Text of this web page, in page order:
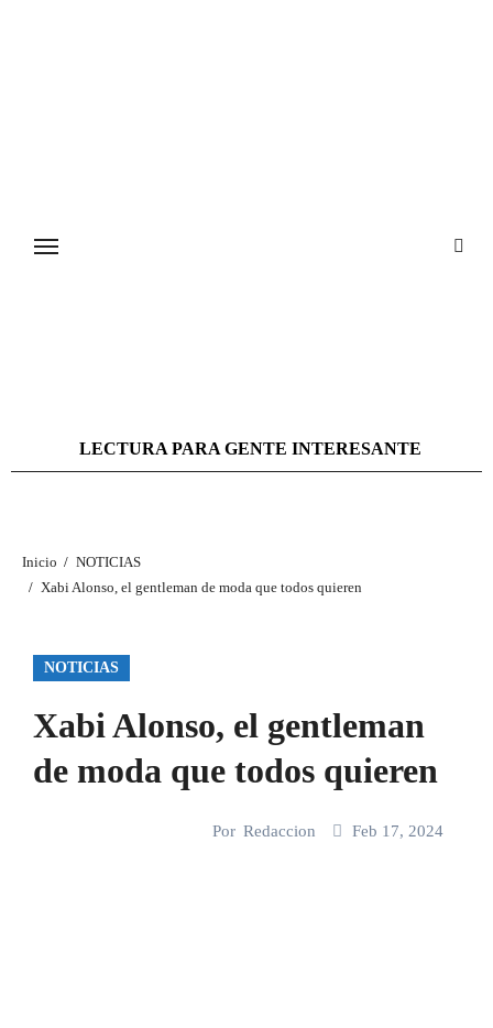
LECTURA PARA GENTE INTERESANTE
Inicio
NOTICIAS
Xabi Alonso, el gentleman de moda que todos quieren
NOTICIAS
Xabi Alonso, el gentleman
de moda que todos quieren
Por Redaccion Feb 17, 2024